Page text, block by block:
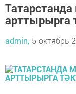
арттырырга
admin, 5 октябрь